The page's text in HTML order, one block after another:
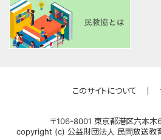
このサイトについて
〒106-8001 東京都港区六本木
copyright (c) 公益財団法人 民間放送教